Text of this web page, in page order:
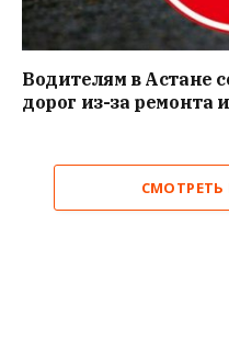
Водителям в Астане
дорог из-за ремонта